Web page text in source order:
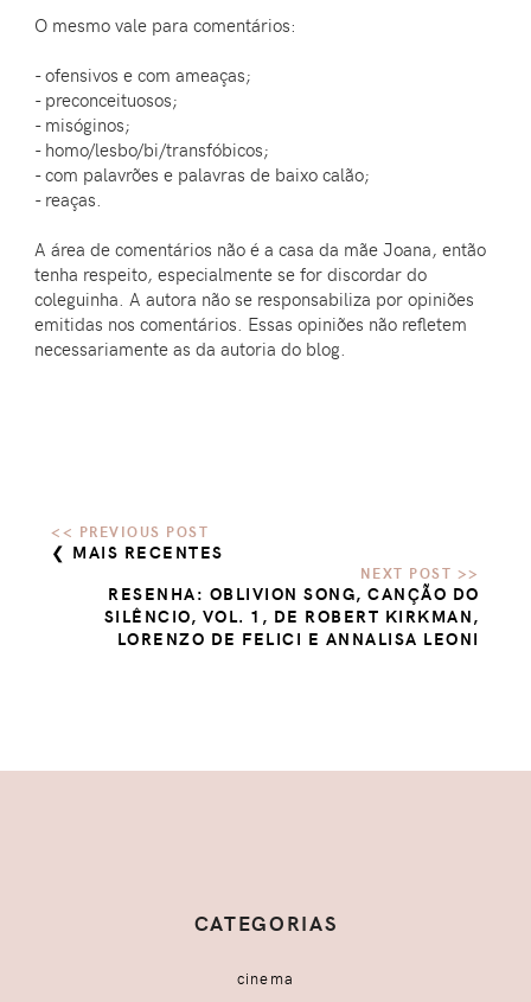
O mesmo vale para comentários:
- ofensivos e com ameaças;
- preconceituosos;
- misóginos;
- homo/lesbo/bi/transfóbicos;
- com palavrões e palavras de baixo calão;
- reaças.
A área de comentários não é a casa da mãe Joana, então
tenha respeito, especialmente se for discordar do
coleguinha. A autora não se responsabiliza por opiniões
emitidas nos comentários. Essas opiniões não refletem
necessariamente as da autoria do blog.
❮ MAIS RECENTES
RESENHA: OBLIVION SONG, CANÇÃO DO
SILÊNCIO, VOL. 1, DE ROBERT KIRKMAN,
LORENZO DE FELICI E ANNALISA LEONI
CATEGORIAS
cinema